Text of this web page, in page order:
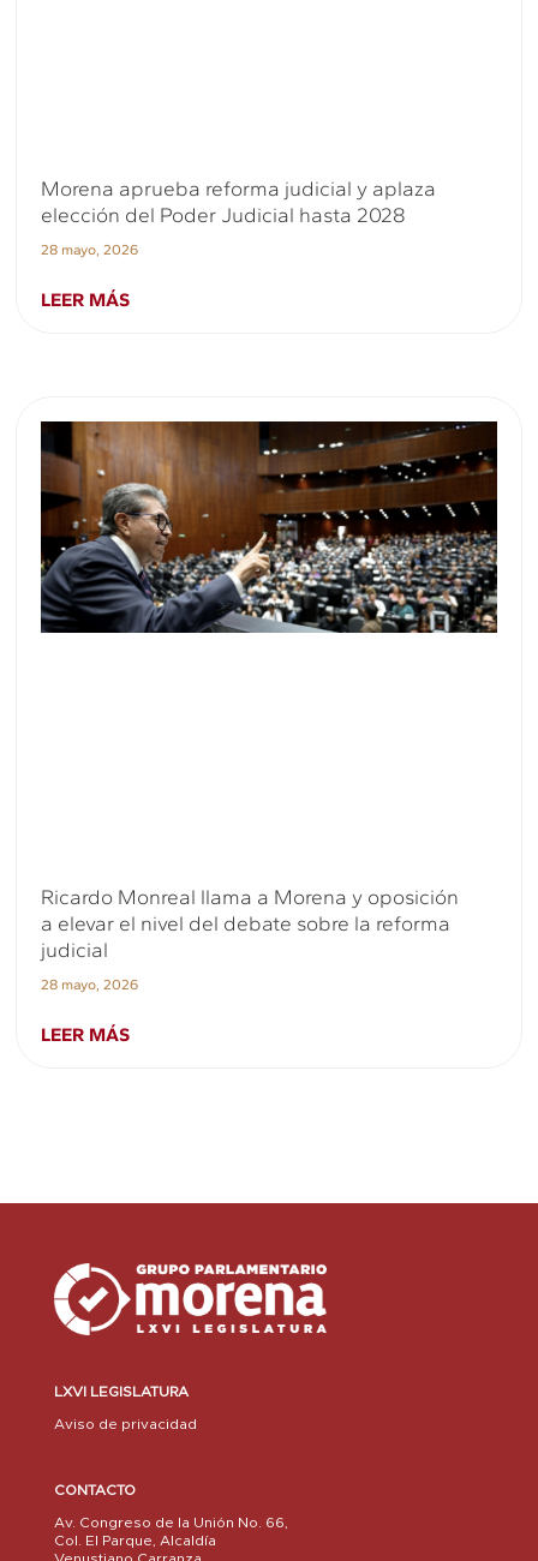
Morena aprueba reforma judicial y aplaza
elección del Poder Judicial hasta 2028
28 mayo, 2026
LEER MÁS
Ricardo Monreal llama a Morena y oposición
a elevar el nivel del debate sobre la reforma
judicial
28 mayo, 2026
LEER MÁS
LXVI LEGISLATURA
Aviso de privacidad
CONTACTO
Av. Congreso de la Unión No. 66,
Col. El Parque, Alcaldía